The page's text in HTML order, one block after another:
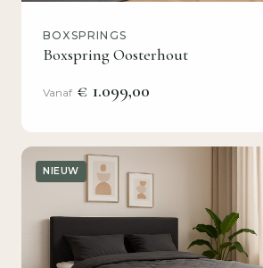
BOXSPRINGS
Boxspring Oosterhout
Vanaf € 1.099,00
NIEUW